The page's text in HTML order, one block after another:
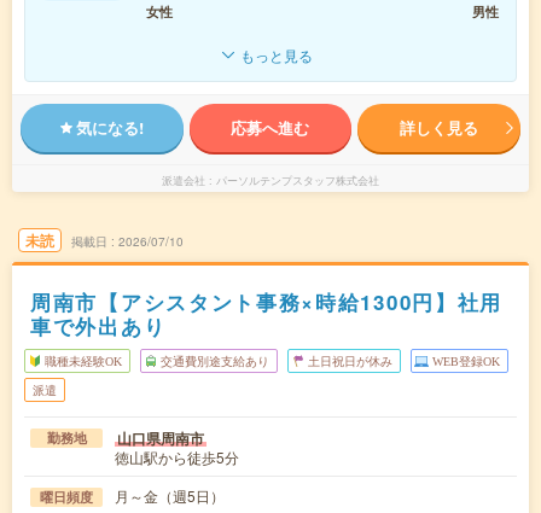
女性
男性
もっと見る
気になる! 応募へ進む 詳しく見る
派遣会社 パーソルテンプスタッフ株式会社
未読 掲載日 2026/07/10
周南市【アシスタント事務×時給1300円】社用
車で外出あり
職種未経験OK 交通費別途支給あり 土日祝日が休み WEB登録OK
派遣
勤務地 山口県周南市
徳山駅から徒歩5分
曜日頻度 月～金（週5日）